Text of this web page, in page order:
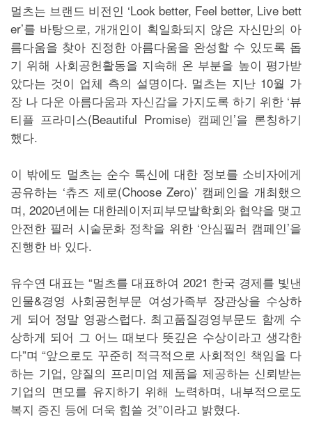
멀츠는 브랜드 비전인 ‘Look better, Feel better, Live bett
er’를 바탕으로, 개개인이 획일화되지 않은 자신만의 아
름다움을 찾아 진정한 아름다움을 완성할 수 있도록 돕
기 위해 사회공헌활동을 지속해 온 부분을 높이 평가받
았다는 것이 업체 측의 설명이다. 멀츠는 지난 10월 가
장 나 다운 아름다움과 자신감을 가지도록 하기 위한 ‘뷰
티플 프라미스(Beautiful Promise) 캠페인’을 론칭하기
했다.
이 밖에도 멀츠는 순수 톡신에 대한 정보를 소비자에게
공유하는 ‘츄즈 제로(Choose Zero)’ 캠페인을 개최했으
며, 2020년에는 대한레이저피부모발학회와 협약을 맺고
안전한 필러 시술문화 정착을 위한 ‘안심필러 캠페인’을
진행한 바 있다.
유수연 대표는 “멀츠를 대표하여 2021 한국 경제를 빛낸
인물&경영 사회공헌부문 여성가족부 장관상을 수상하
게 되어 정말 영광스럽다. 최고품질경영부문도 함께 수
상하게 되어 그 어느 때보다 뜻깊은 수상이라고 생각한
다”며 “앞으로도 꾸준히 적극적으로 사회적인 책임을 다
하는 기업, 양질의 프리미엄 제품을 제공하는 신뢰받는
기업의 면모를 유지하기 위해 노력하며, 내부적으로도
복지 증진 등에 더욱 힘쓸 것”이라고 밝혔다.